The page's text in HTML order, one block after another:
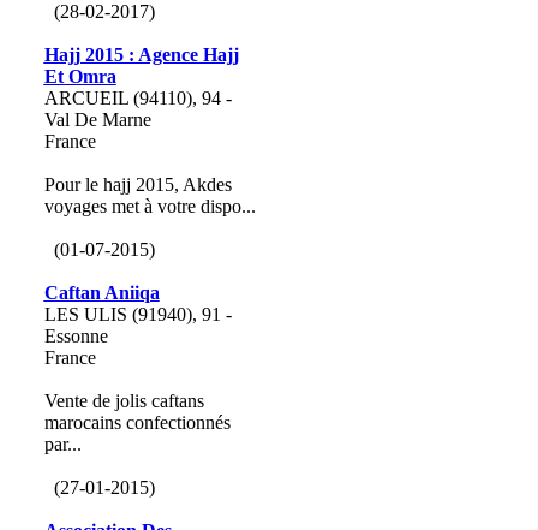
(28-02-2017)
Hajj 2015 : Agence Hajj
Et Omra
ARCUEIL (94110), 94 -
Val De Marne
France
Pour le hajj 2015, Akdes
voyages met à votre dispo...
(01-07-2015)
Caftan Aniiqa
LES ULIS (91940), 91 -
Essonne
France
Vente de jolis caftans
marocains confectionnés
par...
(27-01-2015)